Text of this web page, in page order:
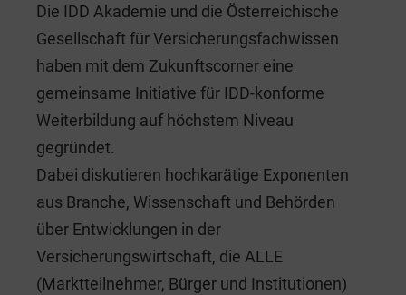
Die IDD Akademie und die Österreichische
Gesellschaft für Versicherungsfachwissen
haben mit dem Zukunftscorner eine
gemeinsame Initiative für IDD-konforme
Weiterbildung auf höchstem Niveau
gegründet.
Dabei diskutieren hochkarätige Exponenten
aus Branche, Wissenschaft und Behörden
über Entwicklungen in der
Versicherungswirtschaft, die ALLE
(Marktteilnehmer, Bürger und Institutionen)